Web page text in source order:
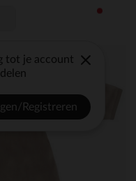
tot je account
Registreren